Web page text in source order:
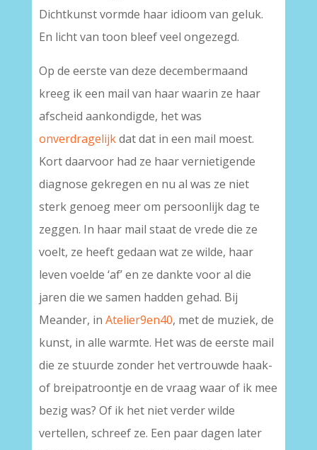
Dichtkunst vormde haar idioom van geluk.
En licht van toon bleef veel ongezegd.
Op de eerste van deze decembermaand
kreeg ik een mail van haar waarin ze haar
afscheid aankondigde, het was
onverdragelijkdat dat in een mail moest.
Kort daarvoor had ze haar vernietigende
diagnose gekregen en nu al was ze niet
sterk genoeg meer om persoonlijk dag te
zeggen. In haar mail staat de vrede die ze
voelt, ze heeft gedaan wat ze wilde, haar
leven voelde ‘af’ en ze dankte voor al die
jaren die we samen hadden gehad. Bij
Meander, in Atelier9en40, met de muziek, de
kunst, in alle warmte. Het was de eerste mail
die ze stuurde zonder het vertrouwde haak-
of breipatroontje en de vraag waar of ik mee
bezig was? Of ik het niet verder wilde
vertellen, schreef ze. Een paar dagen later